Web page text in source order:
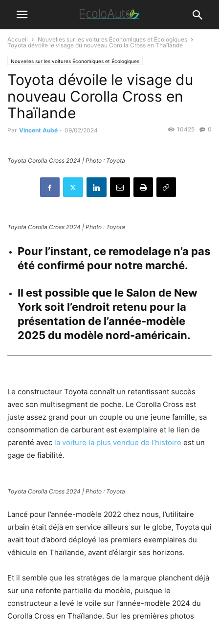
Accueil
Nouvelles sur les voitures Économiques et Écologiques
Toyota dévoile le visage du nouveau Corolla Cross en Thaïlande
Nouvelles sur les voitures Économiques et Écologiques
Toyota dévoile le visage du
nouveau Corolla Cross en
Thaïlande
Par Vincent Aubé - 09/02/2024 0
10425
Toyota Corolla Cross 2024 | Photo : Toyota
Toyota Corolla Cross 2024 | Photo : Toyota
Pour l’instant, ce remodelage n’a pas
été confirmé pour notre marché.
Il est possible que le Salon de New
York soit l’endroit retenu pour la
présentation de l’année-modèle
2025 du modèle nord-américain.
Le constructeur Toyota connaît un retentissant succès
avec son multisegment de poche. Le Corolla Cross est
juste assez grand pour un couple ou une jeune famille, sa
consommation de carburant est exemplaire et le lien de
parenté avec la voiture la plus vendue de l’histoire est un
gage de fiabilité.
Toyota Corolla Cross 2024 | Photo : Toyota
Lancé pour l’année-modèle 2022 chez nous, l’utilitaire
urbain était déjà en service ailleurs sur le globe, Toyota qui
avait tout d’abord déployé les premiers exemplaires du
véhicule en Thaïlande, avant d’élargir ses horizons.
Et il semble que les stratèges de la marque planchent déjà
sur une refonte partielle du modèle, puisque le
constructeur a levé le voile sur l’année-modèle 2024 du
Corolla Cross en Thaïlande. Sur les premières photos